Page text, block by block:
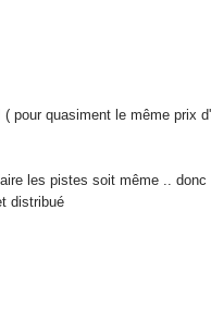
pour quasiment le même prix
les pistes soit même ..
distribué